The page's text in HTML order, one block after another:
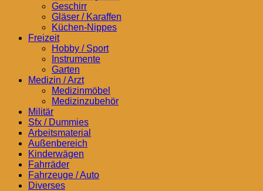
Geschirr
Gläser / Karaffen
Küchen-Nippes
Freizeit
Hobby / Sport
Instrumente
Garten
Medizin / Arzt
Medizinmöbel
Medizinzubehör
Militär
Sfx / Dummies
Arbeitsmaterial
Außenbereich
Kinderwägen
Fahrräder
Fahrzeuge / Auto
Diverses